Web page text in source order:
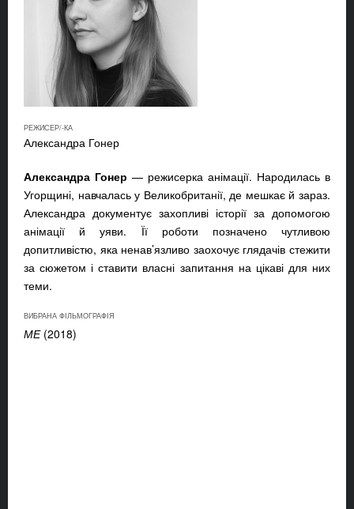
РЕЖИСЕР/-КА
Александра Гонер
Александра Гонер — режисерка анімації. Народилась в
Угорщині, навчалась у Великобританії, де мешкає й зараз.
Александра документує захопливі історії за допомогою
анімації й уяви. Її роботи позначено чутливою
допитливістю, яка ненав’язливо заохочує глядачів стежити
за сюжетом і ставити власні запитання на цікаві для них
теми.
ВИБРАНА ФІЛЬМОГРАФІЯ
МЕ (2018)